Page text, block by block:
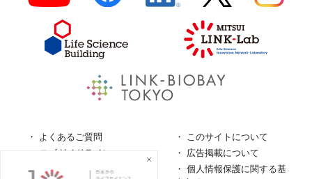
よくあるご質問
このサイトについて
ロゴガイドライン
広告掲載について
特定商取引法に基づく表
個人情報保護に関する基